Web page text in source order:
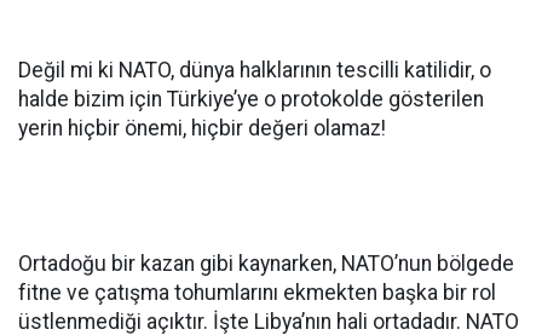
Değil mi ki NATO, dünya halklarının tescilli katilidir, o
halde bizim için Türkiye’ye o protokolde gösterilen
yerin hiçbir önemi, hiçbir değeri olamaz!
Ortadoğu bir kazan gibi kaynarken, NATO’nun bölgede
fitne ve çatışma tohumlarını ekmekten başka bir rol
üstlenmediği açıktır. İşte Libya’nın hali ortadadır. NATO